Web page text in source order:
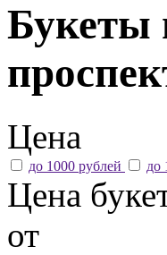
Букеты
Цена
до 1000 рублей до
Цена
от